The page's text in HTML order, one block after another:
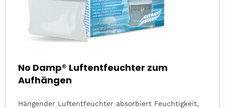
No Damp® Luftentfeuchter zum
Aufhängen
Hängender Luftentfeuchter absorbiert Feuchtigkeit,